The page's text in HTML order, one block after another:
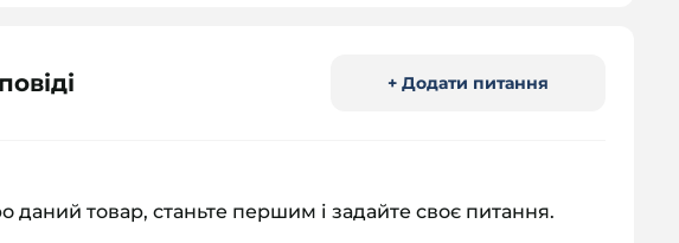
+ Додати питання
даний товар, станьте першим і задайте своє питання.